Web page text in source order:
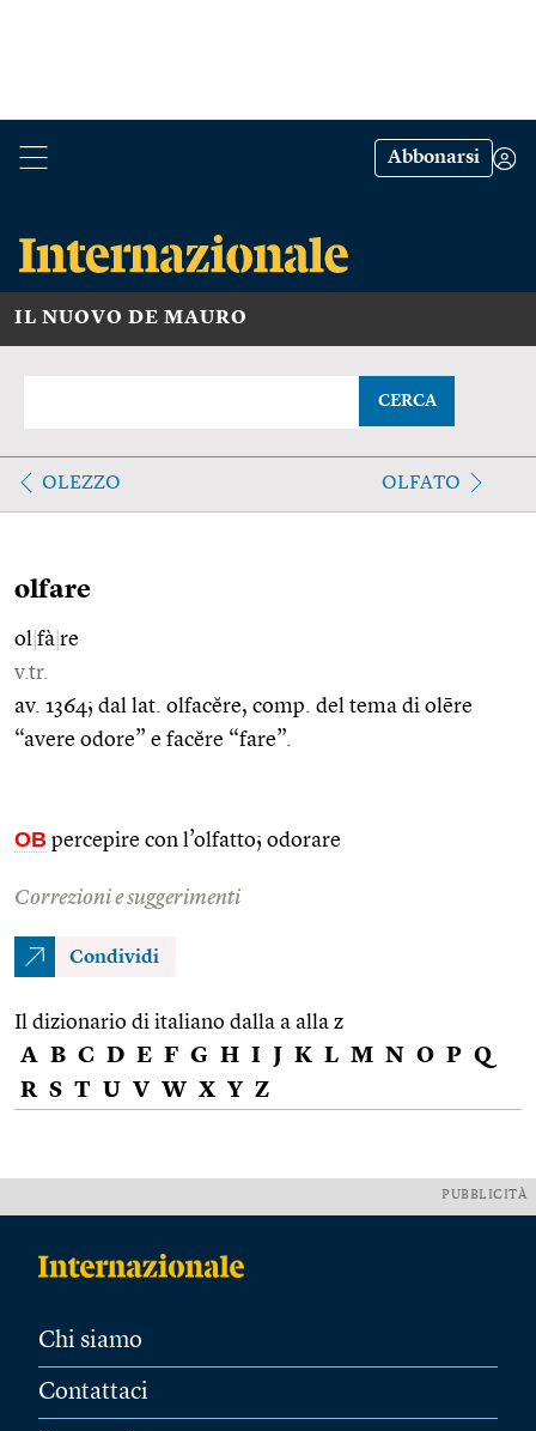
Abbonarsi
IL NUOVO DE MAURO
CERCA
OLEZZO OLFATO
olfare
ol fà re
v.tr.
av. 1364; dal lat. olfacĕre, comp. del tema di olēre
“avere odore” e facĕre “fare”.
OB percepire con l’olfatto; odorare
Correzioni e suggerimenti
Condividi
Il dizionario di italiano dalla a alla z
A B C D E F G H I J K L M N O P Q
R S T U V W X Y Z
PUBBLICITÀ
Chi siamo
Contattaci